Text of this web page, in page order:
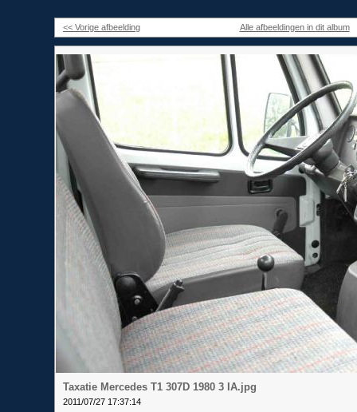
<< Vorige afbeelding Alle afbeeldingen in dit album
Taxatie Mercedes T1 307D 1980 3 IA.jpg
2011/07/27 17:37:14